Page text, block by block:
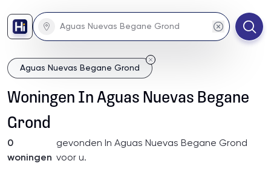
Aguas Nuevas Begane Grond
Woningen In Aguas Nuevas Begane
Grond
0
woningen
gevonden In Aguas Nuevas Begane Grond
voor u.